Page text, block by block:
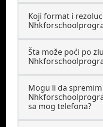
Koji format i
Šta može poći po
Mogu li da spremim
sa mog telefona?